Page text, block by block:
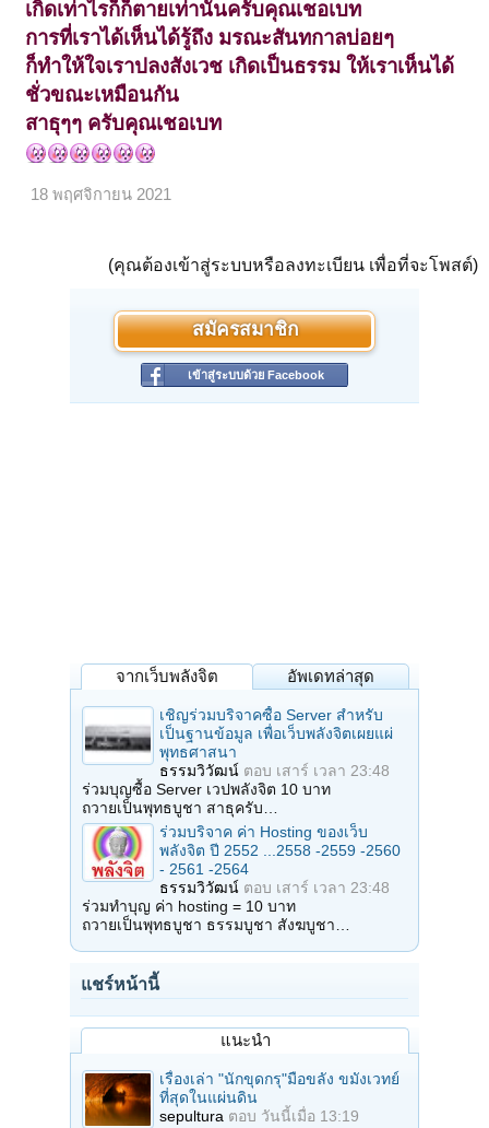
เกิดเท่าไรก็ก็ตายเท่านั้นครับคุณเชอเบท
การที่เราได้เห็นได้รู้ถึง มรณะสันทกาลบ่อยๆ
ก็ทำให้ใจเราปลงสังเวช เกิดเป็นธรรม ให้เราเห็นได้
ชั่วขณะเหมือนกัน
สาธุๆๆ ครับคุณเชอเบท
18 พฤศจิกายน 2021
(คุณต้องเข้าสู่ระบบหรือลงทะเบียน เพื่อที่จะโพสต์)
สมัครสมาชิก
เข้าสู่ระบบด้วย Facebook
จากเว็บพลังจิต อัพเดทล่าสุด
เชิญร่วมบริจาคซื้อ Server สำหรับ
เป็นฐานข้อมูล เพื่อเว็บพลังจิตเผยแผ่
พุทธศาสนา
ธรรมวิวัฒน์ ตอบ เสาร์ เวลา 23:48
ร่วมบุญซื้อ Server เวปพลังจิต 10 บาท
ถวายเป็นพุทธบูชา สาธุครับ…
ร่วมบริจาค ค่า Hosting ของเว็บ
พลังจิต ปี 2552 ...2558 -2559 -2560
- 2561 -2564
ธรรมวิวัฒน์ ตอบ เสาร์ เวลา 23:48
ร่วมทำบุญ ค่า hosting = 10 บาท
ถวายเป็นพุทธบูชา ธรรมบูชา สังฆบูชา…
แชร์หน้านี้
แนะนำ
เรื่องเล่า "นักขุดกรุ"มือขลัง ขมังเวทย์
ที่สุดในแผ่นดิน
sepultura ตอบ วันนี้เมื่อ 13:19